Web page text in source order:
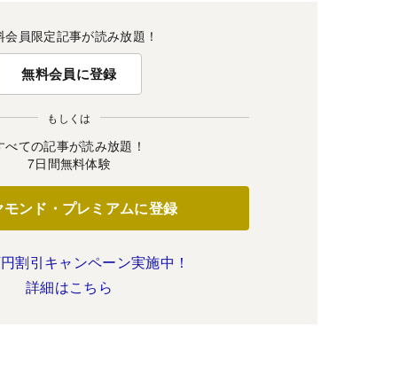
会員限定記事が読み放題！
無料会員に登録
もしくは
べての記事が読み放題！
7日間無料体験
モンド・プレミアムに登録
割引キャンペーン実施中！
詳細はこちら